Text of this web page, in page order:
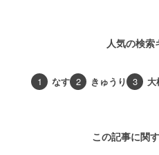
人気の検索
1 なす 2 きゅうり 3 大
この記事に関